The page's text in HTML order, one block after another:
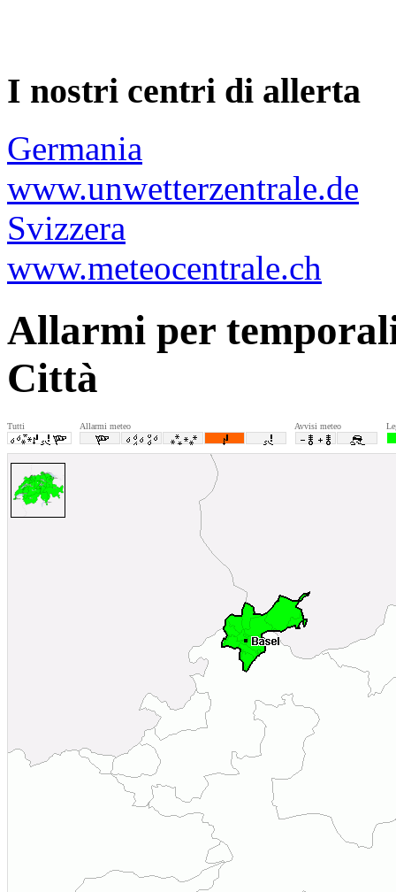
I nostri centri di allerta
Germania
www.unwetterzentrale.de
Svizzera
www.meteocentrale.ch
Allarmi per
Città
Tutti Allarmi meteo Avvisi meteo